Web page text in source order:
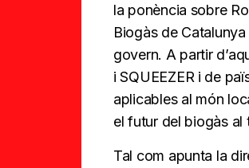
la ponència sobre
Biogàs de
govern. A partir
i SQUEEZER i de
aplicables al món
el futur del biogàs al
Tal com apunta la